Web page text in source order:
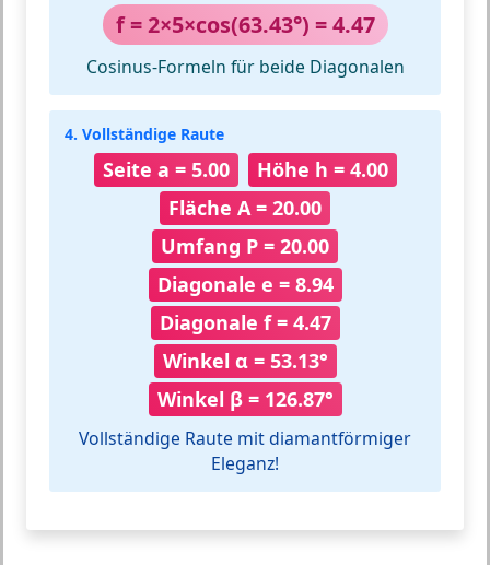
f = 2×5×cos(63.43°) = 4.47
Cosinus-Formeln für beide Diagonalen
4. Vollständige Raute
Seite a = 5.00
Höhe h = 4.00
Fläche A = 20.00
Umfang P = 20.00
Diagonale e = 8.94
Diagonale f = 4.47
Winkel α = 53.13°
Winkel β = 126.87°
Vollständige Raute mit diamantförmiger
Eleganz!